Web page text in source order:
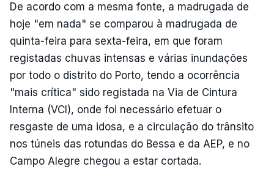
De acordo com a mesma fonte, a madrugada de
hoje "em nada" se comparou à madrugada de
quinta-feira para sexta-feira, em que foram
registadas chuvas intensas e várias inundações
por todo o distrito do Porto, tendo a ocorrência
"mais crítica" sido registada na Via de Cintura
Interna (VCI), onde foi necessário efetuar o
resgaste de uma idosa, e a circulação do trânsito
nos túneis das rotundas do Bessa e da AEP, e no
Campo Alegre chegou a estar cortada.